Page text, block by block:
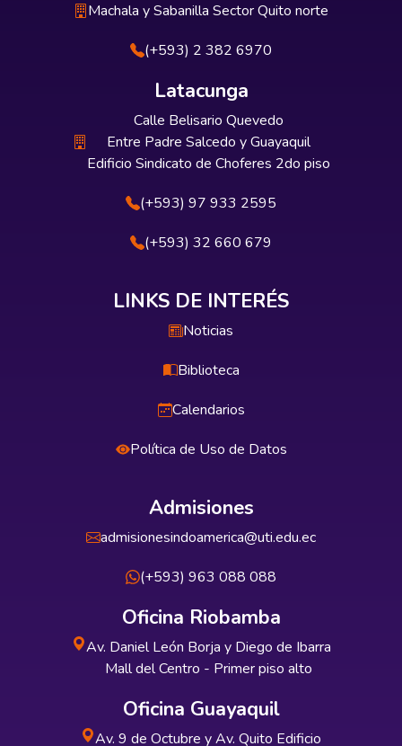
Machala y Sabanilla Sector Quito norte
(+593) 2 382 6970
Latacunga
Calle Belisario Quevedo
Entre Padre Salcedo y Guayaquil
Edificio Sindicato de Choferes 2do piso
(+593) 97 933 2595
(+593) 32 660 679
LINKS DE INTERÉS
Noticias
Biblioteca
Calendarios
Política de Uso de Datos
Admisiones
admisionesindoamerica@uti.edu.ec
(+593) 963 088 088
Oficina Riobamba
Av. Daniel León Borja y Diego de Ibarra
Mall del Centro - Primer piso alto
Oficina Guayaquil
Av. 9 de Octubre y Av. Quito Edificio